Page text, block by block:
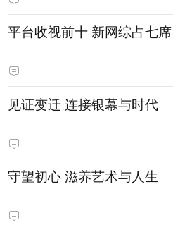
平台收视前十 新网综占七席
见证变迁 连接银幕与时代
守望初心 滋养艺术与人生